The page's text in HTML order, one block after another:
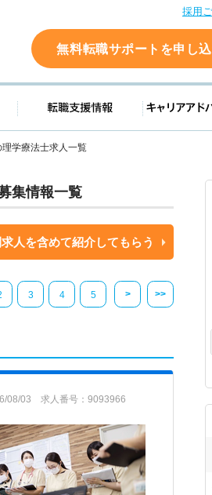
採用
0120-941-651 無料転職サポートを申し
転職成功事例 転職支援情報
理学療法士求人一覧
集情報一覧
人を含めて紹介してもらう
3 4 5 > >>
08/03 求人番号：9093966